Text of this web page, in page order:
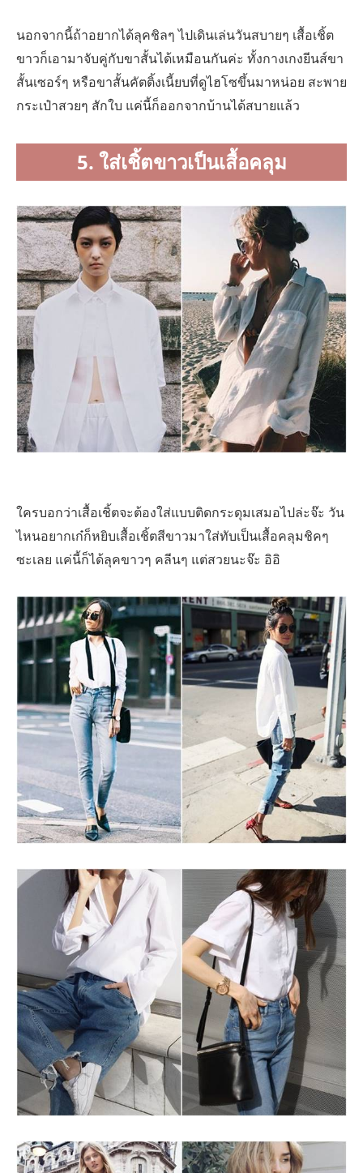
นอกจากนี้ถ้าอยากได้ลุคชิลๆ ไปเดินเล่นวันสบายๆ เสื้อเชิ้ต
ขาวก็เอามาจับคู่กับขาสั้นได้เหมือนกันค่ะ ทั้งกางเกงยีนส์ขา
สั้นเซอร์ๆ หรือขาสั้นคัตติ้งเนี้ยบที่ดูไฮโซขึ้นมาหน่อย สะพาย
กระเป๋าสวยๆ สักใบ แค่นี้ก็ออกจากบ้านได้สบายแล้ว
5. ใส่เชิ้ตขาวเป็นเสื้อคลุม
ใครบอกว่าเสื้อเชิ้ตจะต้องใส่แบบติดกระดุมเสมอไปล่ะจ๊ะ วัน
ไหนอยากเก๋ก็หยิบเสื้อเชิ้ตสีขาวมาใส่ทับเป็นเสื้อคลุมชิคๆ
ซะเลย แค่นี้ก็ได้ลุคขาวๆ คลีนๆ แต่สวยนะจ๊ะ อิอิ